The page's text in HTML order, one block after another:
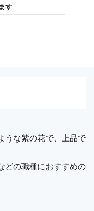
す
うな紫の花で、上品で
どの職種におすすめの